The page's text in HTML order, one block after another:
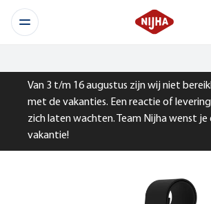
Van 3 t/m 16 augustus zijn wij niet
met de vakanties. Een reactie of
zich laten wachten. Team Nijha wenst je
vakantie!